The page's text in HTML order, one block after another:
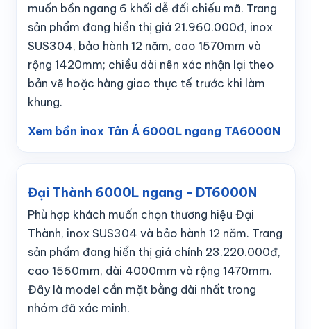
muốn bồn ngang 6 khối dễ đối chiếu mã. Trang
sản phẩm đang hiển thị giá 21.960.000đ, inox
SUS304, bảo hành 12 năm, cao 1570mm và
rộng 1420mm; chiều dài nên xác nhận lại theo
bản vẽ hoặc hàng giao thực tế trước khi làm
khung.
Xem bồn inox Tân Á 6000L ngang TA6000N
Đại Thành 6000L ngang - DT6000N
Phù hợp khách muốn chọn thương hiệu Đại
Thành, inox SUS304 và bảo hành 12 năm. Trang
sản phẩm đang hiển thị giá chính 23.220.000đ,
cao 1560mm, dài 4000mm và rộng 1470mm.
Đây là model cần mặt bằng dài nhất trong
nhóm đã xác minh.